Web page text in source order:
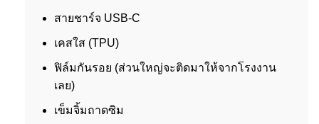
สายชาร์จ USB-C
เคสใส (TPU)
ฟิล์มกันรอย (ส่วนใหญ่จะติดมาให้จากโรงงาน
เลย)
เข็มจิ้มถาดซิม